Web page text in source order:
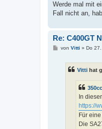
Werde mal mit
Fall nicht an,
Re: C400GT
Bvon Vitti » Do
Vitti hat
In
https://
Für
Die